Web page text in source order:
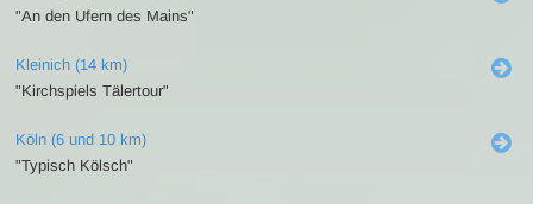
"An den Ufern des Mains"
Kleinich (14 km)
"Kirchspiels Tälertour"
Köln (6 und 10 km)
"Typisch Kölsch"